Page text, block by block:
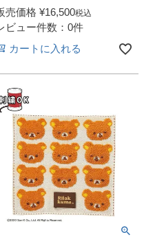
売価格 ¥16,500税込
ビュー件数：0件
カートに入れる